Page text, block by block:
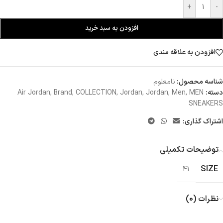
-
+
افزودن به سبد خرید
افزودن به علاقه مندی
شناسه محصول: نامعلوم
دسته:
Air Jordan, Brand, COLLECTION, Jordan, Jordan, Men, MEN
SNEAKERS
اشتراک گذاری:
توضیحات تکمیلی
SIZE
41
نظرات (0)